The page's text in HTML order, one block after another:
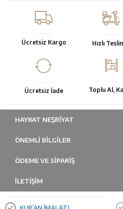
Ücretsiz Kargo Hızlı
Ücretsiz İade Toplu Al,
HAYRAT NEŞRIYAT
ÖNEMLI BILGILER
ÖDEME VE SİPARİŞ
İLETİŞİM